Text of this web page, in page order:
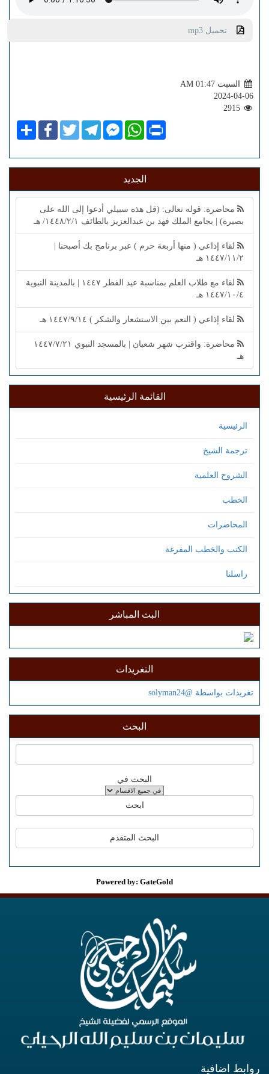
تحميل mp3
السبت AM 01:47
2024-04-06
ShareFacebookTwitterTelegramFacebook
Messenger
WhatsApp Print
الجديد
محاضرة: قوله تعالى: (قل هذه سبيلي أدعوا إلى الله على
بصيرة) | بجامع الملك فهد بن عبدالعزيز بالطائف ١٤٤٨/٢/١/ هـ
لقاء إذاعي ( منها أربعة حرم ) عبر برنامج بك أصبحنا |
١٤٤٧/١١/٢ هـ
لقاء مع طلاب العلم بمناسبة عيد الفطر ١٤٤٧ | بالمدينة النبوية
١٤٤٧/١٠/٤ هـ
لقاء إذاعي ( النعم بين الاستشعار والشكر ) ١٤٤٧/٩/١٤ هـ
محاضرة: واقترب شهر شعبان | بالمسجد النبوي ١٤٤٧/٧/٢١
هـ
القائمة الرئيسية
الرئيسية
ترجمة الشيخ
الشروح العلمية
الخطب
المحاضرات
الكتب والخطب المفرغة
راسلنا
البث المباشر
التغريدات
تغريدات بواسطة @solyman24
البحث
البحث في
Powered by: GateGold
روابط اضافية